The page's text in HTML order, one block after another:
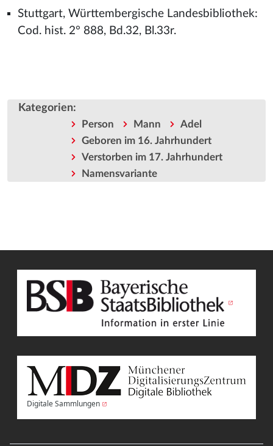
Stuttgart, Württembergische Landesbibliothek:
Cod. hist. 2° 888, Bd.32, Bl.33r.
Kategorien:
Person Mann
Adel
Geboren im 16. Jahrhundert
Verstorben im 17. Jahrhundert
Namensvariante
Digitale Sammlungen